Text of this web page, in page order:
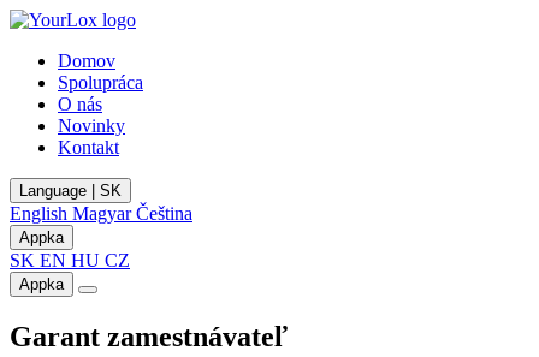
Domov
Spolupráca
O nás
Novinky
Kontakt
Language | SK
English MagyarČeština
Appka
SK EN HU CZ
Appka
Garant zamestnávateľ